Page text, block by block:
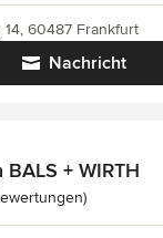
Nachricht
14, 60487 Frankfurt
+ WIRTH
5 von 5